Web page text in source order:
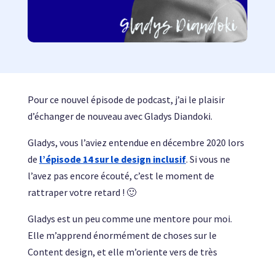
Pour ce nouvel épisode de podcast, j’ai le plaisir
d’échanger de nouveau avec Gladys Diandoki.
Gladys, vous l’aviez entendue en décembre 2020 lors
de l’épisode 14 sur le design inclusif. Si vous ne
l’avez pas encore écouté, c’est le moment de
rattraper votre retard ! 🙂
Gladys est un peu comme une mentore pour moi.
Elle m’apprend énormément de choses sur le
Content design, et elle m’oriente vers de très